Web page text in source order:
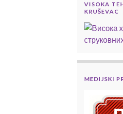
VISOKA
KRUŠEVAC
MEDIJSKI